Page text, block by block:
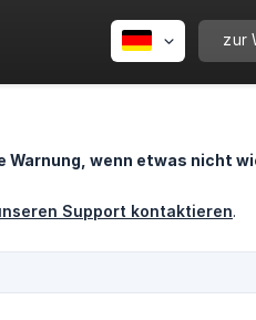
zur
wenn etwas nicht
Support kontaktieren.